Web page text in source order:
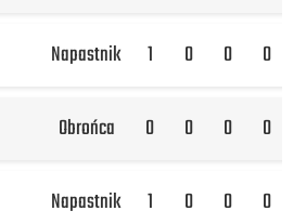
Napastnik 1 0 0 0
Obrońca 0 0 0 0
Napastnik 1 0 0 0